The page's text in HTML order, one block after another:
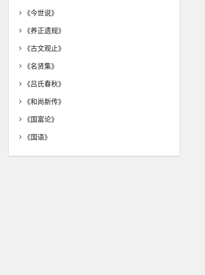
《今世说》
《养正遗规》
《古文观止》
《名贤集》
《吕氏春秋》
《和尚新传》
《国富论》
《国语》